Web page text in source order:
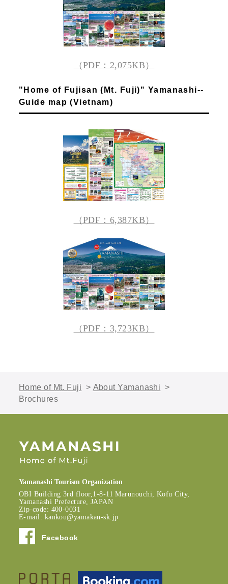
（PDF：2,075KB）
"Home of Fujisan (Mt. Fuji)" Yamanashi--
Guide map (Vietnam)
（PDF：6,387KB）
（PDF：3,723KB）
Home of Mt. Fuji > About Yamanashi >
Brochures
Yamanashi Tourism Organization
OBI Building 3rd floor,1-8-11 Marunouchi, Kofu City,
Yamanashi Prefecture, JAPAN
Zip-code: 400-0031
E-mail: kankou@yamakan-sk.jp
Facebook